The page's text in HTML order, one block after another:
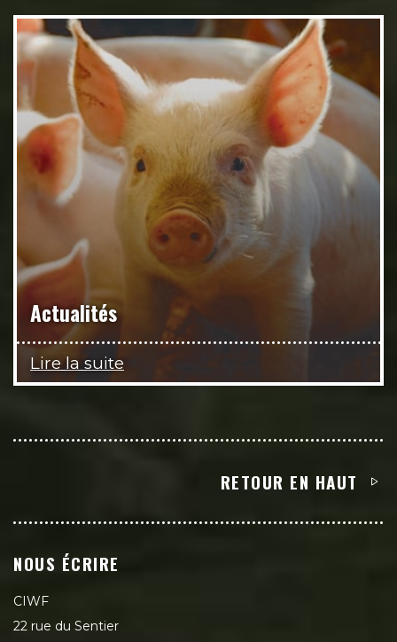
Actualités
Lire la suite
RETOUR EN HAUT
NOUS ÉCRIRE
CIWF
22 rue du Sentier